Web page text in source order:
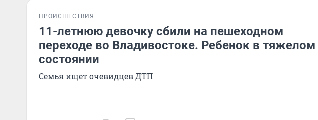
ПРОИСШЕСТВИЯ
11-летнюю девочку сбили на пешеходном
переходе во Владивостоке. Ребенок в тяжелом
состоянии
Семья ищет очевидцев ДТП